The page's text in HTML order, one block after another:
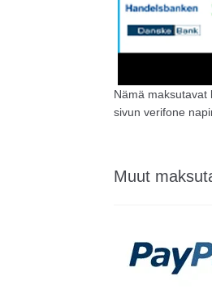
Nämä maksutavat
sivun verifone
Muut